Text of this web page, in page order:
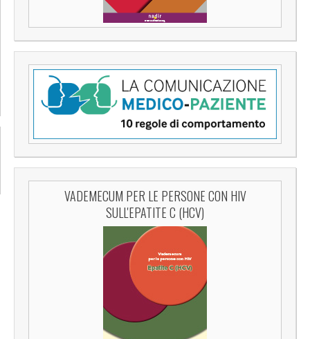
VADEMECUM PER LE PERSONE CON HIV
SULL'EPATITE C (HCV)